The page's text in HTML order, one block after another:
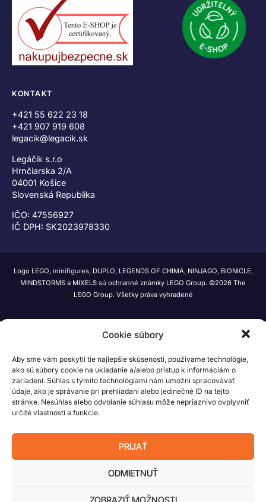
Cookie súbory
Aby sme vám poskytli tie najlepšie skúsenosti, používame technológie,
ako sú súbory cookie na ukladanie a/alebo prístup k informáciám o
zariadení. Súhlas s týmito technológiami nám umožní spracovávať
údaje, ako je správanie pri prehliadaní alebo jedinečné ID na tejto
stránke. Nesúhlas alebo odvolanie súhlasu môže nepriaznivo ovplyvniť
určité vlastnosti a funkcie.
PRIJAŤ
ODMIETNUŤ
ZOBRAZIŤ MOŽNOSTI
KONTAKT
+421 55 622 23 18
+421 907 919 608
legacik@legacik.sk
Legáčik s.r.o
Hrnčiarska 2/A
04001 Košice
Slovenská Republika
IČO: 47556927
IČ DPH: SK2023978330
Logo LEGO, minifigures, DUPLO, LEGENDS OF CHIMA, NINJAGO, BIONICLE,
MINDSTORMS a MIXELS sú ochranné známky LEGO Group. ©2026 The
LEGO Group. Všetky práva vyhradené